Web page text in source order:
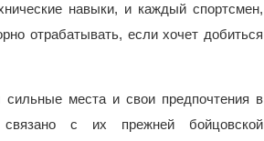
навыки, и каждый спортсмен,
отрабатывать, если хочет добиться
сильные места и свои предпочтения в
с их прежней бойцовской